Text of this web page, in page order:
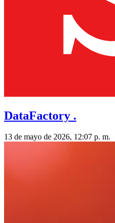
DataFactory .
13 de mayo de 2026, 12:07 p. m.